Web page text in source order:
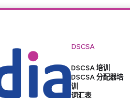
DSCSA
DSCSA 培训
DSCSA 分配器培
训
词汇表